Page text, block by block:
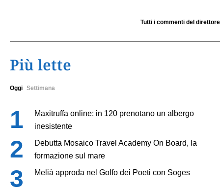
Tutti i commenti del direttore
Più lette
Oggi Settimana
Maxitruffa online: in 120 prenotano un albergo
inesistente
Debutta Mosaico Travel Academy On Board, la
formazione sul mare
Melià approda nel Golfo dei Poeti con Soges